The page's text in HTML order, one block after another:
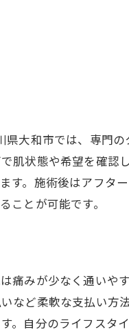
大和市では、専門の
肌状態や希望を確認
す。施術後はアフタ
とが可能です。
痛みが少なく通いや
など柔軟な支払い方
。自分のライフスタ